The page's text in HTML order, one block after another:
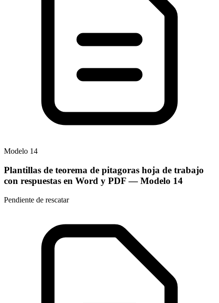
Modelo 14
Plantillas de teorema de pitagoras hoja de trabajo
con respuestas en Word y PDF— Modelo 14
Pendiente de rescatar